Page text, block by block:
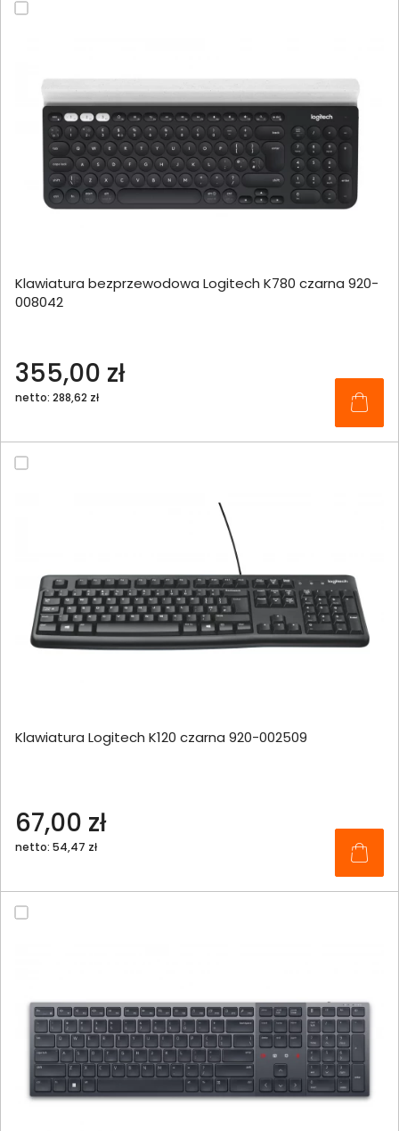
Klawiatura bezprzewodowa Logitech K780 czarna 920-
008042
355,00 zł
netto: 288,62 zł
Klawiatura Logitech K120 czarna 920-002509
67,00 zł
netto: 54,47 zł